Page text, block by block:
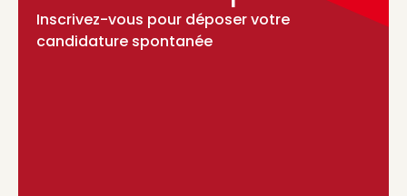
Inscrivez-vous pour déposer votre
candidature spontanée